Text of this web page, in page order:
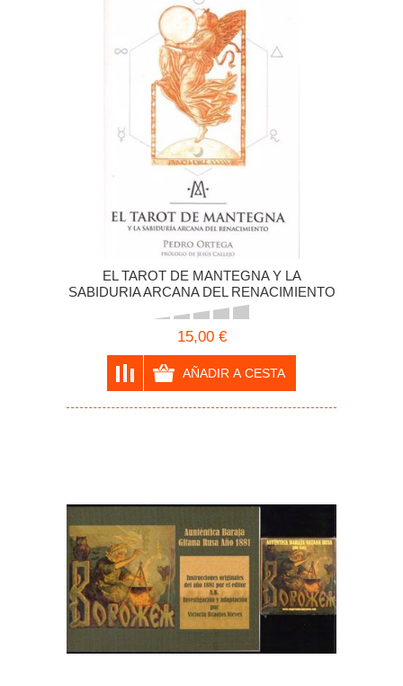
EL TAROT DE MANTEGNA Y LA
SABIDURIA ARCANA DEL RENACIMIENTO
PEDRO ORTEGA
15,00 €